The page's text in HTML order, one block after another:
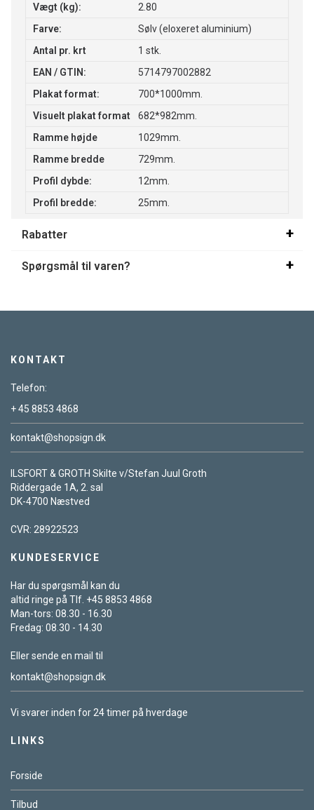
Vægt (kg):
2.80
Farve:
Sølv (eloxeret aluminium)
Antal pr. krt
1 stk.
EAN / GTIN:
5714797002882
Plakat format:
700*1000mm.
Visuelt plakat format
682*982mm.
Ramme højde
1029mm.
Ramme bredde
729mm.
Profil dybde:
12mm.
Profil bredde:
25mm.
Rabatter
Spørgsmål til varen?
KONTAKT
Telefon:
+ 45 8853 4868
kontakt@shopsign.dk
ILSFORT & GROTH Skilte v/Stefan Juul Groth
Riddergade 1A, 2. sal
DK-4700 Næstved
CVR: 28922523
KUNDESERVICE
Har du spørgsmål kan du
altid ringe på Tlf. +45 8853 4868
Man-tors: 08.30 - 16.30
Fredag: 08.30 - 14.30
Eller sende en mail til
kontakt@shopsign.dk
Vi svarer inden for 24 timer på hverdage
LINKS
Forside
Tilbud